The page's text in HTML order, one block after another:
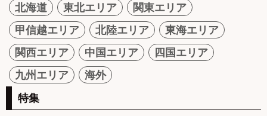
北海道 東北エリア
関東エリア
甲信越エリア
北陸エリア
東海エリア
関西エリア
中国エリア
四国エリア
九州エリア
海外
特集